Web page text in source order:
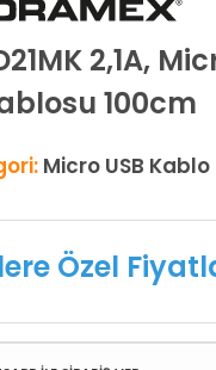
2,1A,
100cm
Micro USB Kablo
Özel